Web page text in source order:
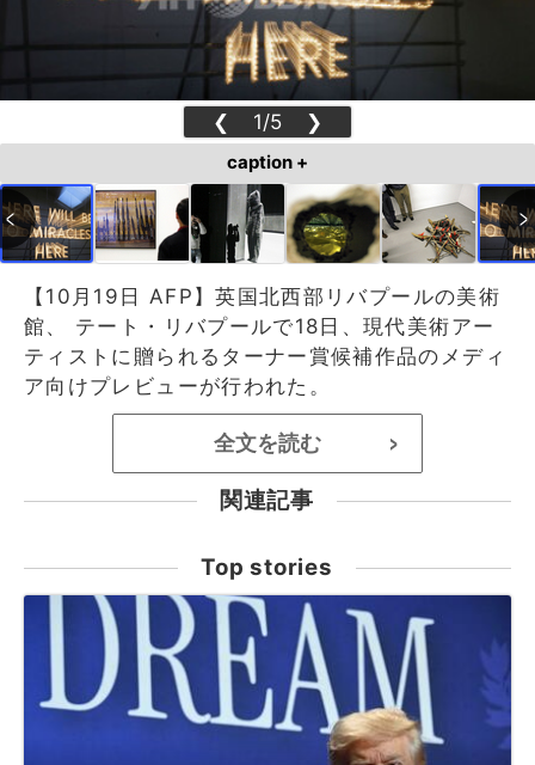
❮ 1/5 ❯
caption +
【10月19日 AFP】英国北西部リバプールの美術
館、 テート・リバプールで18日、現代美術アー
ティストに贈られるターナー賞候補作品のメディ
ア向けプレビューが行われた。
全文を読む >
関連記事
Top stories